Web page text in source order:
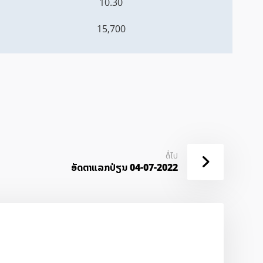
15,700
ຕໍ່ໄປ
ອັດ​ຕາ​ແລກ​ປ່ຽນ 04-07-2022